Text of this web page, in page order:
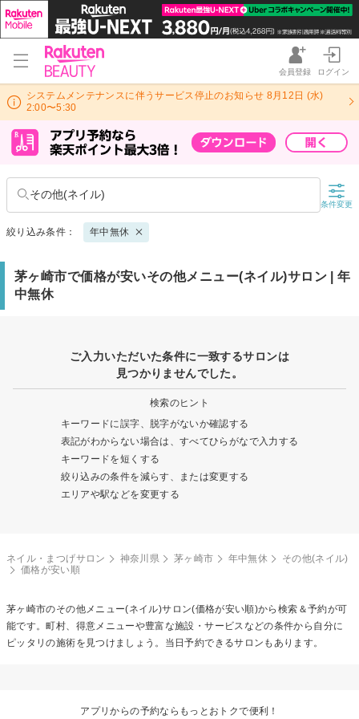
会員登録 ログイン
システムメンテナンスに伴うサービス停止のお知らせ 8月12日 (水)
2:00〜5:30
その他(ネイル)
条件変更
絞り込み条件： 年中無休
茅ヶ崎市で価格が安いその他メニュー(ネイル)サロン | 年
中無休
ご入力いただいた条件に一致するサロンは
見つかりませんでした。
検索のヒント
キーワードに誤字、脱字がないか確認する
表記がわからない場合は、すべてひらがなで入力する
キーワードを短くする
絞り込みの条件を減らす、または変更する
エリアや駅などを変更する
ネイル・まつげサロン 神奈川県 茅ヶ崎市 年中無休
その他(ネイル)
価格が安い順
茅ヶ崎市のその他メニュー(ネイル)サロン(価格が安い順)から検索＆予約が可
能です。町村、得意メニューや豊富な施設・サービスなどの条件から自分に
ピッタリの施術を見つけましょう。当日予約できるサロンもあります。
アプリからの予約ならもっとおトクで便利！